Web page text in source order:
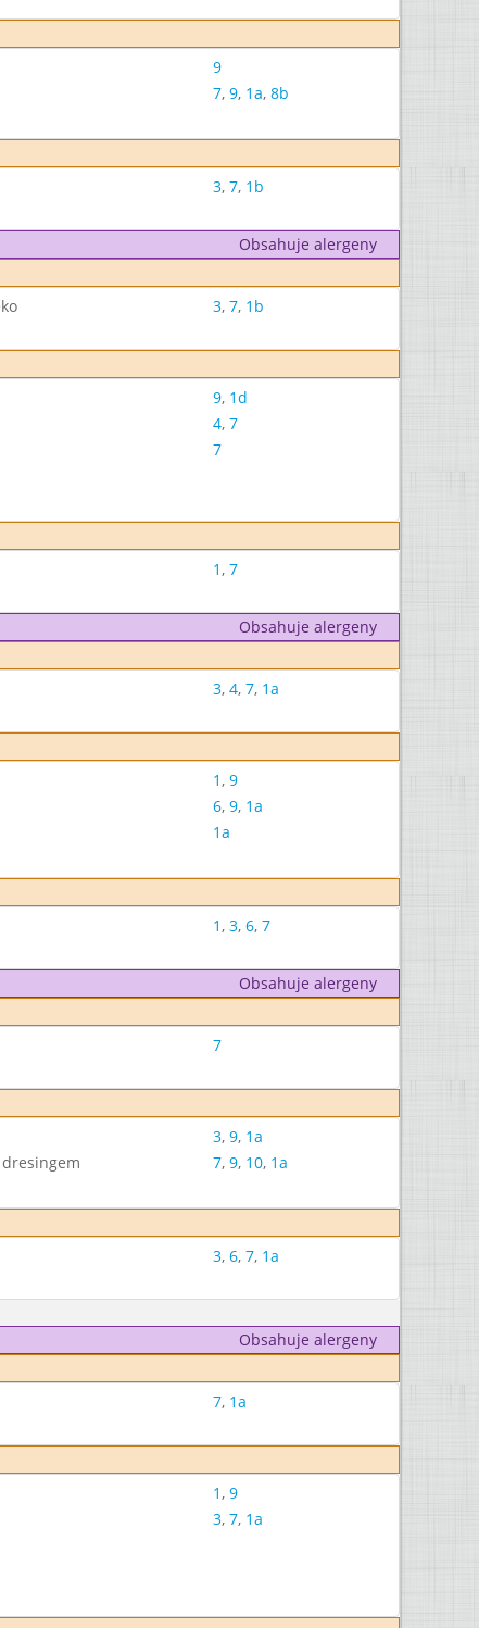
9
7, 9, 1a, 8b
3, 7, 1b
Obsahuje alergeny
3, 7, 1b
9, 1d
4, 7
7
1, 7
Obsahuje alergeny
3, 4, 7, 1a
1, 9
6, 9, 1a
1a
1, 3, 6, 7
Obsahuje alergeny
7
3, 9, 1a
7, 9, 10, 1a
3, 6, 7, 1a
Obsahuje alergeny
7, 1a
1, 9
3, 7, 1a